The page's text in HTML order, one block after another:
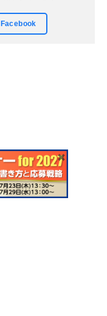
Facebook